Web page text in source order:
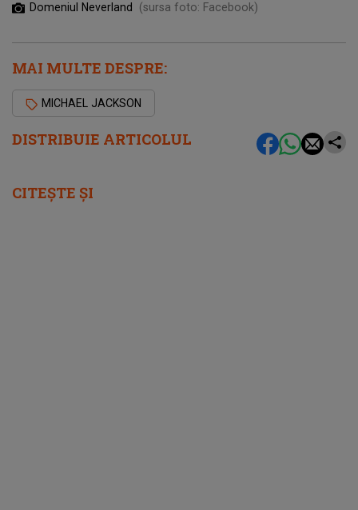
DISTRIBUIE ARTICOLUL
Domeniul Neverland (sursa foto: Facebook)
MAI MULTE DESPRE:
MICHAEL JACKSON
CITEȘTE ȘI